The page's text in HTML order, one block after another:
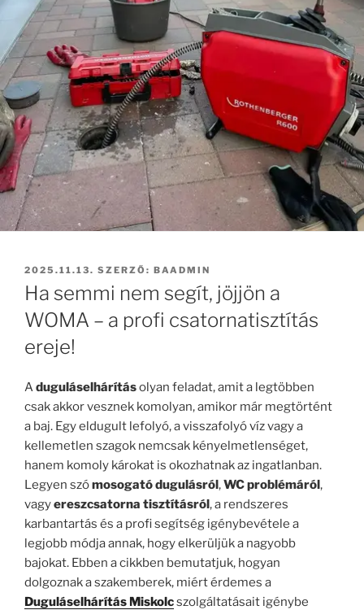
BEKÜLDVE:
2025.11.13. SZERZŐ: BAADMIN
Ha semmi nem segít, jöjjön a
WOMA – a profi csatornatisztítás
ereje!
A duguláselhárításolyan feladat, amit a legtöbben
csak akkor vesznek komolyan, amikor már megtörtént
a baj. Egy eldugult lefolyó, a visszafolyó víz vagy a
kellemetlen szagok nemcsak kényelmetlenséget,
hanem komoly károkat is okozhatnak az ingatlanban.
Legyen szómosogató dugulásról,WC problémáról,
vagyereszcsatorna tisztításról, a rendszeres
karbantartás és a profi segítség igénybevétele a
legjobb módja annak, hogy elkerüljük a nagyobb
bajokat. Ebben a cikkben bemutatjuk, hogyan
dolgoznak a szakemberek, miért érdemes a
Duguláselhárítás Miskolcszolgáltatásait igénybe